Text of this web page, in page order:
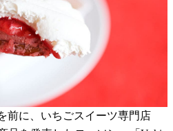
前に、いちごスイーツ専門店